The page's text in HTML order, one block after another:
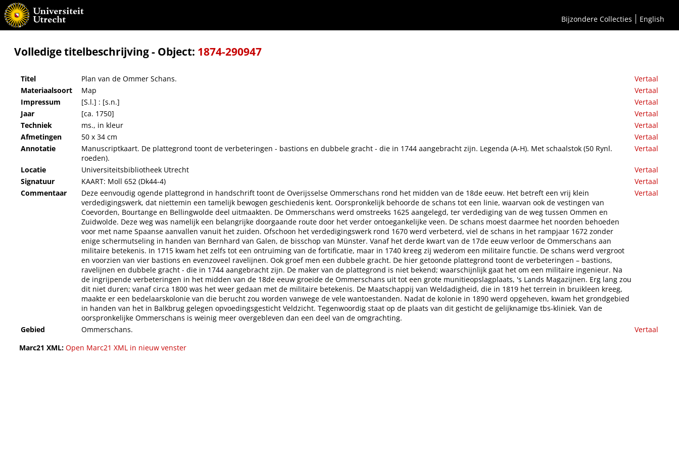
Bijzondere Collecties English
Plan van de Ommer Schans.
Volledige titelbeschrijving - Object: 1874-290947
Titel Plan van de Ommer Schans.
Vertaal
Materiaalsoort
Map
Vertaal
Impressum
[S.l.] : [s.n.]
Vertaal
Jaar
[ca. 1750]
Vertaal
Techniek
ms., in kleur
Vertaal
Afmetingen
50 x 34 cm
Vertaal
Annotatie
Manuscriptkaart. De plattegrond toont de verbeteringen - bastions en dubbele gracht - die in 1744 aangebracht zijn. Legenda (A-H). Met schaalstok (50 Rynl.
roeden).
Vertaal
Locatie Universiteitsbibliotheek Utrecht
Vertaal
Signatuur
KAART: Moll 652 (Dk44-4)
Vertaal
Commentaar
Deze eenvoudig ogende plattegrond in handschrift toont de Overijsselse Ommerschans rond het midden van de 18de eeuw. Het betreft een vrij klein
verdedigingswerk, dat niettemin een tamelijk bewogen geschiedenis kent. Oorspronkelijk behoorde de schans tot een linie, waarvan ook de vestingen van
Coevorden, Bourtange en Bellingwolde deel uitmaakten. De Ommerschans werd omstreeks 1625 aangelegd, ter verdediging van de weg tussen Ommen en
Zuidwolde. Deze weg was namelijk een belangrijke doorgaande route door het verder ontoegankelijke veen. De schans moest daarmee het noorden behoeden
voor met name Spaanse aanvallen vanuit het zuiden. Ofschoon het verdedigingswerk rond 1670 werd verbeterd, viel de schans in het rampjaar 1672 zonder
enige schermutseling in handen van Bernhard van Galen, de bisschop van Münster. Vanaf het derde kwart van de 17de eeuw verloor de Ommerschans aan
militaire betekenis. In 1715 kwam het zelfs tot een ontruiming van de fortificatie, maar in 1740 kreeg zij wederom een militaire functie. De schans werd vergroot
en voorzien van vier bastions en evenzoveel ravelijnen. Ook groef men een dubbele gracht. De hier getoonde plattegrond toont de verbeteringen – bastions,
ravelijnen en dubbele gracht - die in 1744 aangebracht zijn. De maker van de plattegrond is niet bekend; waarschijnlijk gaat het om een militaire ingenieur. Na
de ingrijpende verbeteringen in het midden van de 18de eeuw groeide de Ommerschans uit tot een grote munitieopslagplaats, 's Lands Magazijnen. Erg lang zou
dit niet duren; vanaf circa 1800 was het weer gedaan met de militaire betekenis. De Maatschappij van Weldadigheid, die in 1819 het terrein in bruikleen kreeg,
maakte er een bedelaarskolonie van die berucht zou worden vanwege de vele wantoestanden. Nadat de kolonie in 1890 werd opgeheven, kwam het grondgebied
in handen van het in Balkbrug gelegen opvoedingsgesticht Veldzicht. Tegenwoordig staat op de plaats van dit gesticht de gelijknamige tbs-kliniek. Van de
oorspronkelijke Ommerschans is weinig meer overgebleven dan een deel van de omgrachting.
Vertaal
Gebied Ommerschans.
Vertaal
Marc21 XML: Open Marc21 XML in nieuw venster